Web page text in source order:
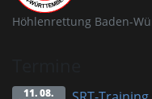
Höhlenrettung Baden-
11. 08.